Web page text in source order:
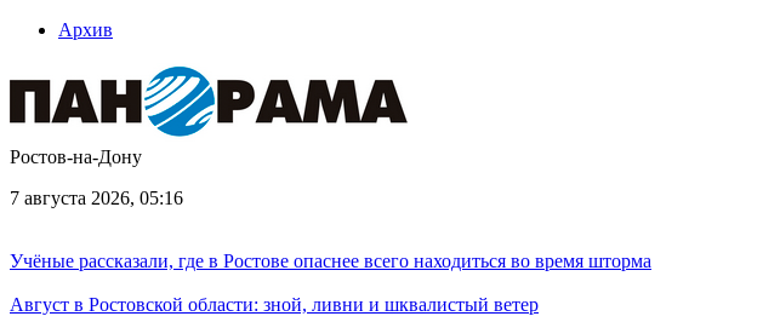
Архив
Ростов-на-Дону
7 августа 2026, 05:16
Учёные рассказали, где в Ростове опаснее всего находиться во время шторма
Август в Ростовской области: зной, ливни и шквалистый ветер